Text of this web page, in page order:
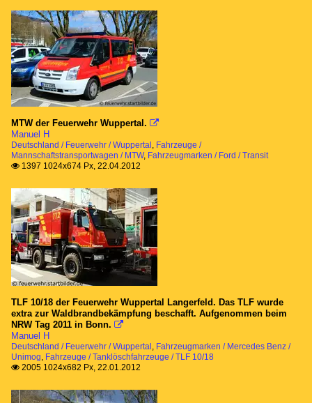
MTW der Feuerwehr Wuppertal. 
Manuel H
Deutschland / Feuerwehr / Wuppertal Fahrzeuge /
Mannschaftstransportwagen / MTW, Fahrzeugmarken / Ford / Transit
 1397 1024x674 Px, 22.04.2012
TLF 10/18 der Feuerwehr Wuppertal Langerfeld. Das TLF wurde
extra zur Waldbrandbekämpfung beschafft. Aufgenommen beim
NRW Tag 2011 in Bonn. 
Manuel H
Deutschland / Feuerwehr / Wuppertal Fahrzeugmarken / Mercedes Benz /
Unimog Fahrzeuge / Tanklöschfahrzeuge / TLF 10/18
 2005 1024x682 Px, 22.01.2012